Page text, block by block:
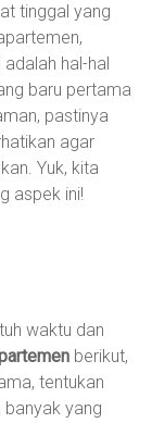
tinggal yang
hal-hal
baru pertama
pastinya
agar
Yuk, kita
aspek ini!
waktu dan
berikut,
tentukan
yang